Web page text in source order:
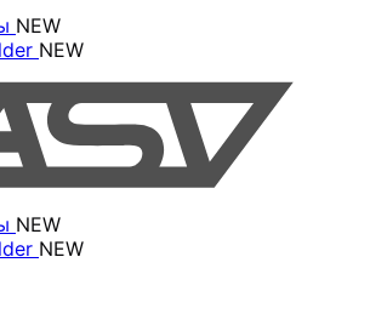
NEW
NEW
NEW
NEW